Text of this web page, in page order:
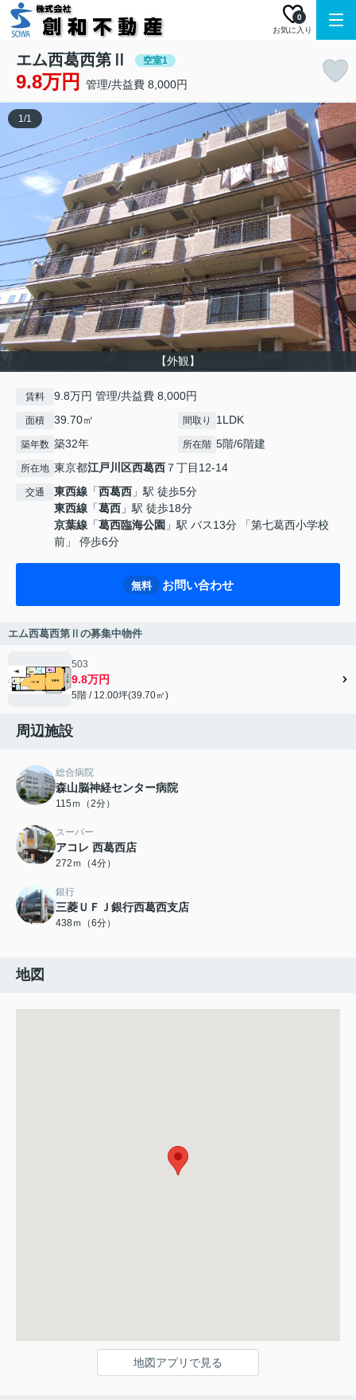
お気に入り
0
エム西葛西第Ⅱ 空室1
9.8万円 管理/共益費 8,000円
【外観】
1/1
賃料 9.8万円 管理/共益費 8,000円
面積 39.70㎡ 間取り 1LDK
築年数 築32年 所在階 5階/6階建
所在地 東京都江戸川区西葛西 ７丁目12-14
交通 東西線 「西葛西 」駅 徒歩5分
東西線 「葛西 」駅 徒歩18分
京葉線 「葛西臨海公園 」駅 バス13分 「第七葛西小学校
前」 停歩6分
無料 お問い合わせ
エム西葛西第Ⅱの募集中物件
503
9.8万円
5階 / 12.00坪(39.70㎡)
周辺施設
総合病院
森山脳神経センター病院
115ｍ（2分）
スーパー
アコレ 西葛西店
272ｍ（4分）
銀行
三菱ＵＦＪ銀行西葛西支店
438ｍ（6分）
地図
地図アプリで見る